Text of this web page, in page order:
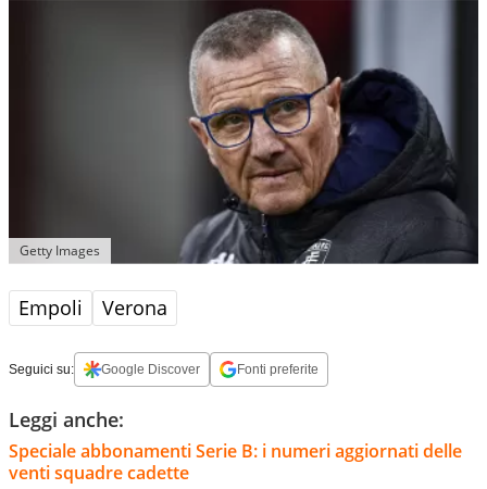
Getty Images
Empoli Verona
Seguici su: Google Discover Fonti preferite
Leggi anche:
Speciale abbonamenti Serie B: i numeri aggiornati delle
venti squadre cadette